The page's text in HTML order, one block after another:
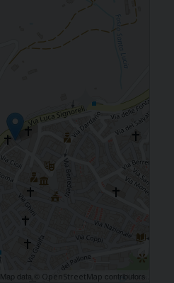
FIORENTINO
data © OpenStreetMap contributors